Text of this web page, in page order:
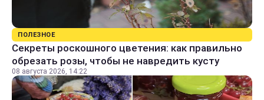
ПОЛЕЗНОЕ
Секреты роскошного цветения: как правильно
обрезать розы, чтобы не навредить кусту
08 августа 2026, 14:22